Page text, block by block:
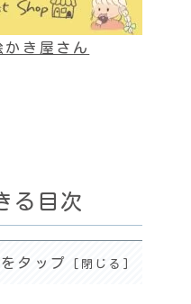
かき屋さん
る目次
タップ